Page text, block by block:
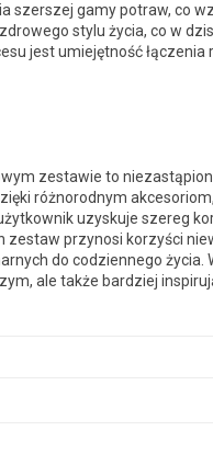
szerszej gamy potraw, co
stylu życia, co w
jest umiejętność łączenia
zestawie to
różnorodnym
uzyskuje szereg
przynosi korzyści
do codziennego życia.
ale także bardziej